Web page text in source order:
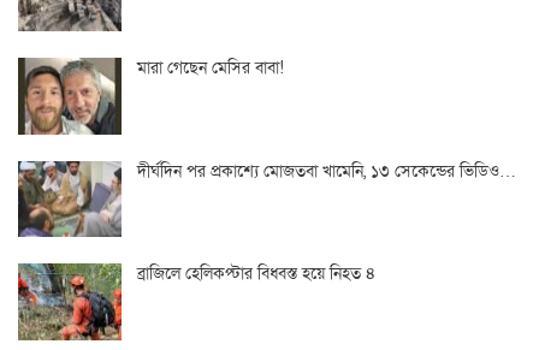
মারা গেছেন মেসির বাবা!
দীর্ঘদিন পর প্রকাশ্যে মোজতবা খামেনি, ১৩ সেকেন্ডের ভিডিও…
ব্রাজিলে হেলিকপ্টার বিধ্বস্ত হয়ে নিহত ৪